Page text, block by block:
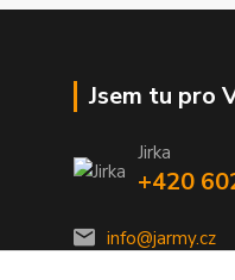
Jsem tu pro
Jirka
+420
info@jarmy.cz